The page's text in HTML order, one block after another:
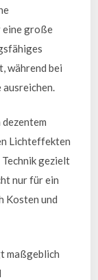
eine große
während bei
Lichteffekten
Technik gezielt
nur für ein
Kosten und
maßgeblich